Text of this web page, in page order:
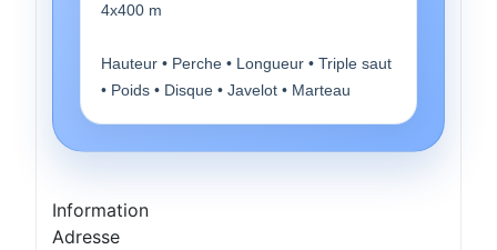
4x400 m
Hauteur • Perche • Longueur • Triple saut
• Poids • Disque • Javelot • Marteau
Information
Adresse